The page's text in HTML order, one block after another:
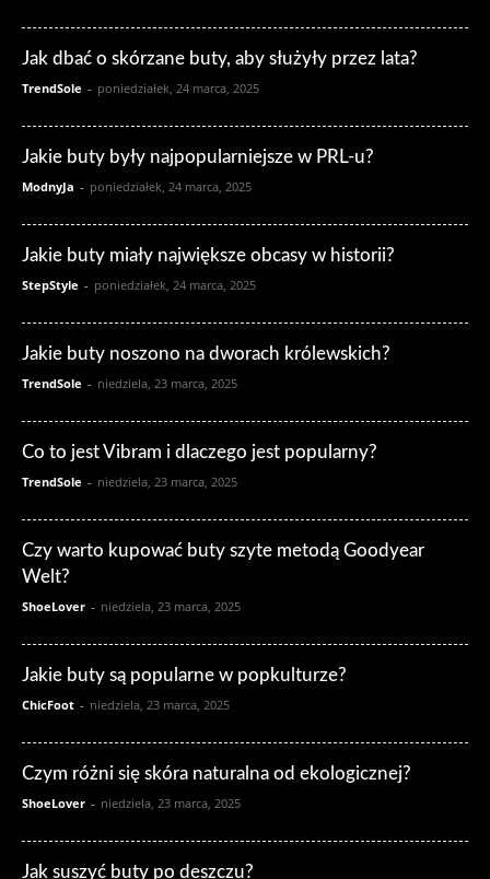
Jak dbać o skórzane buty, aby służyły przez lata?
TrendSole - poniedziałek, 24 marca, 2025
Jakie buty były najpopularniejsze w PRL-u?
ModnyJa - poniedziałek, 24 marca, 2025
Jakie buty miały największe obcasy w historii?
StepStyle - poniedziałek, 24 marca, 2025
Jakie buty noszono na dworach królewskich?
TrendSole - niedziela, 23 marca, 2025
Co to jest Vibram i dlaczego jest popularny?
TrendSole - niedziela, 23 marca, 2025
Czy warto kupować buty szyte metodą Goodyear
Welt?
ShoeLover - niedziela, 23 marca, 2025
Jakie buty są popularne w popkulturze?
ChicFoot - niedziela, 23 marca, 2025
Czym różni się skóra naturalna od ekologicznej?
ShoeLover - niedziela, 23 marca, 2025
Jak suszyć buty po deszczu?